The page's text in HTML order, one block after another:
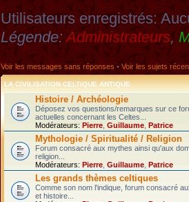
Utilisateurs enregistrés:
Légende:Administrateurs,
Voir les messages sans réponses•Voir les sujets
LA CIVILISATION CELTIQUE ANTIQUE
Histoire / Archéologie
Déposez vos questions/remarques sur ce
actuelles concernant les Celtes...
Modérateurs: Pierre Guillaume Patrice
Mythologie / Spiritualité / Religion
Forum consacré aux mythes ainsi qu'aux
religion...
Modérateurs: Pierre Guillaume Patrice
Les grands thèmes celtiques
Comme son nom l'indique, forum consacré
et histoire...